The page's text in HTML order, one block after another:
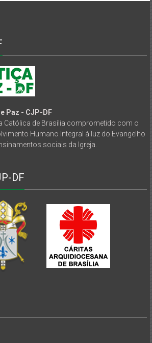
Paz - CJP-DF
Católica de Brasília comprometido com o
Humano Integral à luz do Evangelho
sociais da Igreja.
DF